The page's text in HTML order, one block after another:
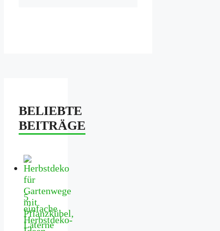
BELIEBTE
BEITRÄGE
5
einfache
Herbstdeko-